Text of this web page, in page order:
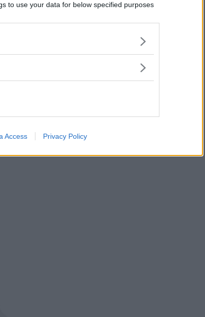
to use your data for below specified purposes
Access Privacy Policy